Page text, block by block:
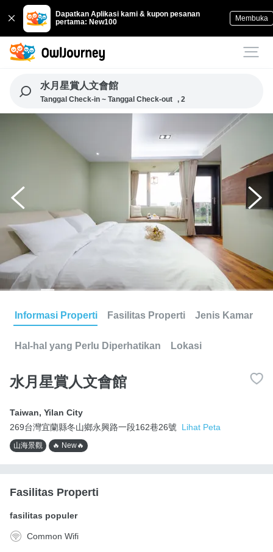
Dapatkan Aplikasi kami & kupon pesanan
pertama: New100
Membuka
水月星賞人文會館
Tanggal Check-in ~ Tanggal Check-out , 2
Informasi Properti Fasilitas Properti Jenis Kamar
Hal-hal yang Perlu Diperhatikan Lokasi
水月星賞人文會館
Taiwan, Yilan City
269台灣宜蘭縣冬山鄉永興路一段162巷26號
Lihat Peta
山海景觀 🔥 New🔥
Fasilitas Properti
fasilitas populer
Common Wifi